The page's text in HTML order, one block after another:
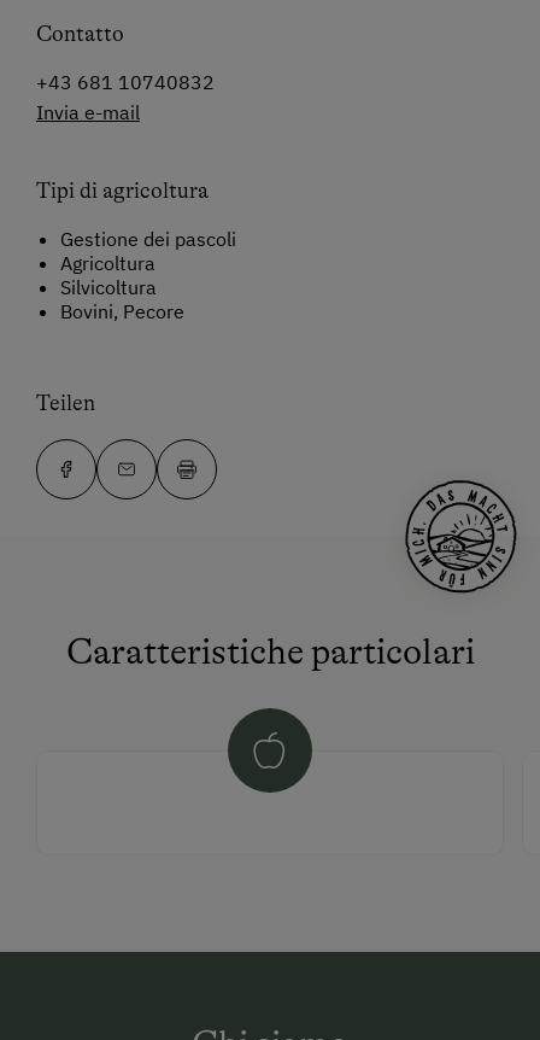
Contatto
+43 681 10740832
Invia e-mail
Tipi di agricoltura
Gestione dei pascoli
Agricoltura
Silvicoltura
Bovini, Pecore
Teilen
Caratteristiche particolari